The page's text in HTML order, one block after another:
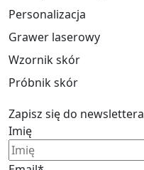
Personalizacja
Grawer laserowy
Wzornik skór
Próbnik skór
Zapisz się do newslettera
Imię